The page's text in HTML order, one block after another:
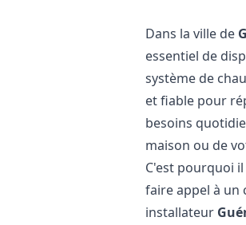
Dans la ville de
essentiel de
système de
et fiable pour
besoins
maison ou de
C'est pourquoi
faire appel à un
installateur